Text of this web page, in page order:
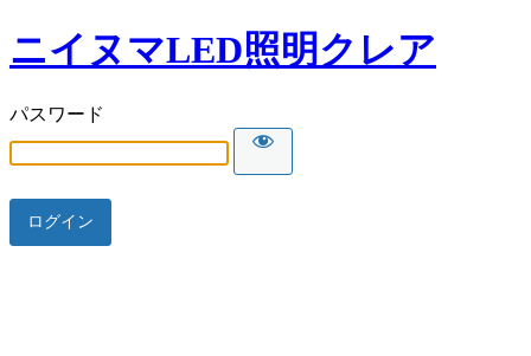
ニイヌマLED照明クレア
パスワード